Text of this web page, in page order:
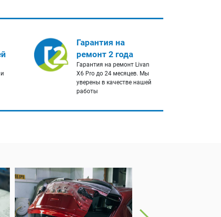
Гарантия на
ремонт 2 года
Гарантия на ремонт Livan
X6 Pro до 24 месяцев. Мы
уверены в качестве нашей
работы